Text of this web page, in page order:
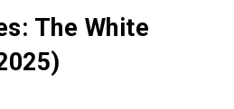
The White